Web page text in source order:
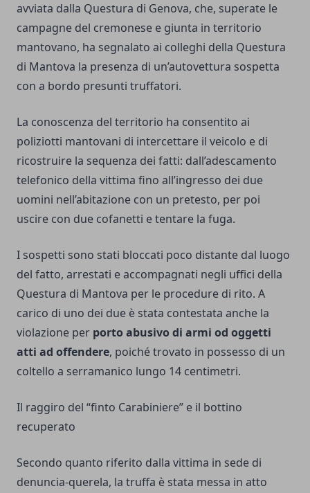
avviata dalla Questura di Genova, che, superate le
campagne del cremonese e giunta in territorio
mantovano, ha segnalato ai colleghi della Questura
di Mantova la presenza di un’autovettura sospetta
con a bordo presunti truffatori.
La conoscenza del territorio ha consentito ai
poliziotti mantovani di intercettare il veicolo e di
ricostruire la sequenza dei fatti: dall’adescamento
telefonico della vittima fino all’ingresso dei due
uomini nell’abitazione con un pretesto, per poi
uscire con due cofanetti e tentare la fuga.
I sospetti sono stati bloccati poco distante dal luogo
del fatto, arrestati e accompagnati negli uffici della
Questura di Mantova per le procedure di rito. A
carico di uno dei due è stata contestata anche la
violazione per porto abusivo di armi od oggetti
atti ad offendere, poiché trovato in possesso di un
coltello a serramanico lungo 14 centimetri.
Il raggiro del “finto Carabiniere” e il bottino
recuperato
Secondo quanto riferito dalla vittima in sede di
denuncia-querela, la truffa è stata messa in atto